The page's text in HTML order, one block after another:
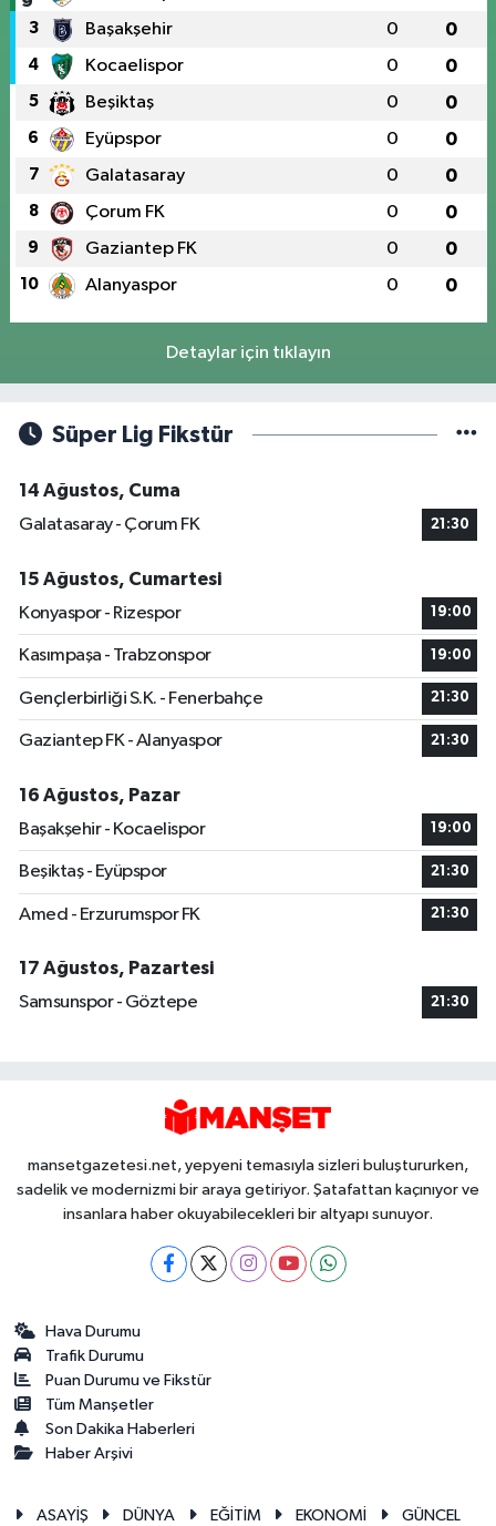
3 Başakşehir 0 0
4 Kocaelispor 0 0
5 Beşiktaş 0 0
6 Eyüpspor 0 0
7 Galatasaray 0 0
8 Çorum FK 0 0
9 Gaziantep FK 0 0
10 Alanyaspor 0 0
Detaylar için tıklayın
Süper Lig Fikstür
14 Ağustos, Cuma
Galatasaray - Çorum FK
21:30
15 Ağustos, Cumartesi
Konyaspor - Rizespor
19:00
Kasımpaşa - Trabzonspor 19:00
Gençlerbirliği S.K. - Fenerbahçe 21:30
Gaziantep FK - Alanyaspor 21:30
16 Ağustos, Pazar
Başakşehir - Kocaelispor
19:00
Beşiktaş - Eyüpspor 21:30
Amed - Erzurumspor FK 21:30
17 Ağustos, Pazartesi
Samsunspor - Göztepe
21:30
mansetgazetesi.net, yepyeni temasıyla sizleri buluştururken,
sadelik ve modernizmi bir araya getiriyor. Şatafattan kaçınıyor ve
insanlara haber okuyabilecekleri bir altyapı sunuyor.
Hava Durumu
Trafik Durumu
Puan Durumu ve Fikstür
Tüm Manşetler
Son Dakika Haberleri
Haber Arşivi
ASAYİŞ DÜNYA EĞİTİM EKONOMİ GÜNCEL